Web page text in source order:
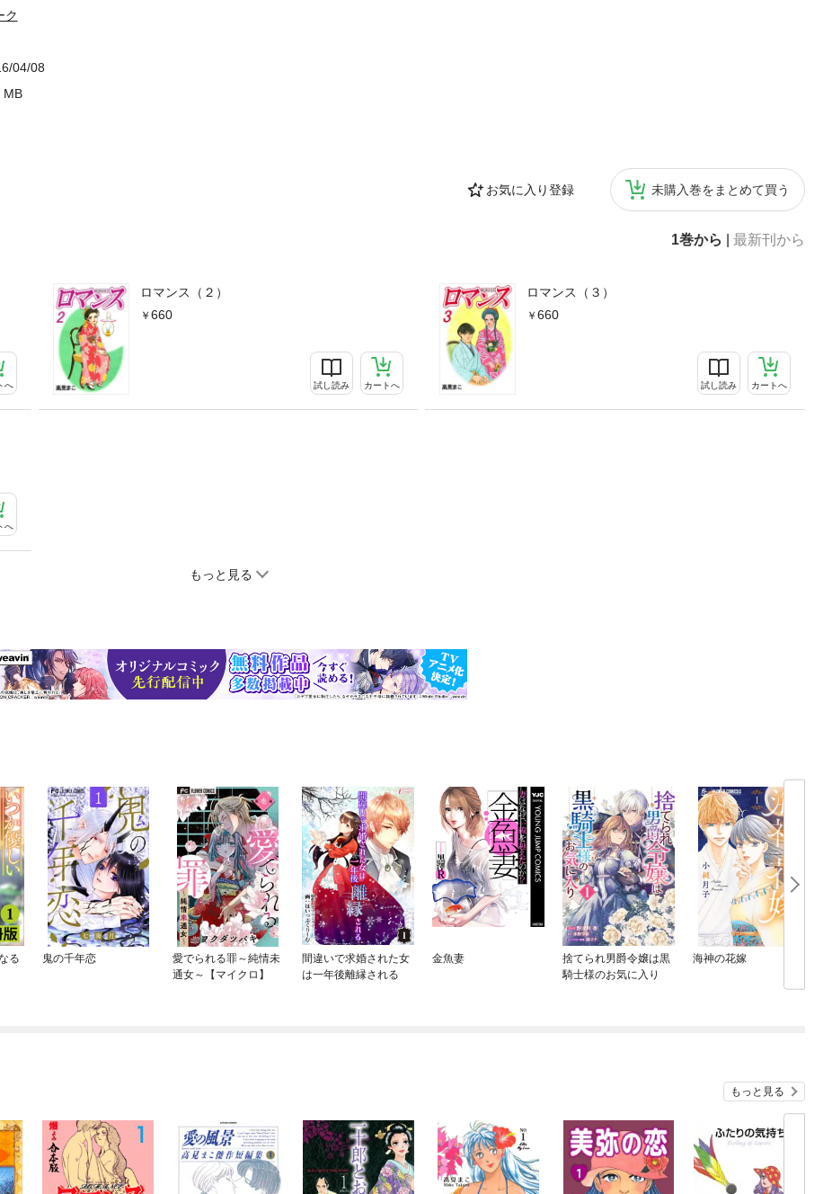
お気に入り登録 未購入巻をまとめて買う
1巻から 最新刊から
へ
ロマンス（２）
660
試し読み カートへ
ロマンス（３）
660
試し読み カートへ
へ
もっと見る
ク
04/08
MB
る
鬼の千年恋
愛でられる罪～純情未
通女～【マイクロ】
間違いで求婚された女
は一年後離縁される
金魚妻
捨てられ男爵令嬢は黒
騎士様のお気に入り
海神の花嫁
もっと見る